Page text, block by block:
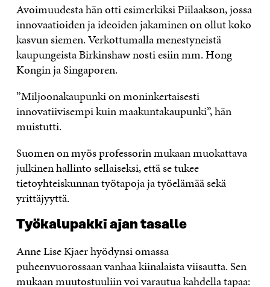
Avoimuudesta hän otti esimerkiksi Piilaakson, jossa
innovaatioiden ja ideoiden jakaminen on ollut koko
kasvun siemen. Verkottumalla menestyneistä
kaupungeista Birkinshaw nosti esiin mm. Hong
Kongin ja Singaporen.
”Miljoonakaupunki on moninkertaisesti
innovatiivisempi kuin maakuntakaupunki”, hän
muistutti.
Suomen on myös professorin mukaan muokattava
julkinen hallinto sellaiseksi, että se tukee
tietoyhteiskunnan työtapoja ja työelämää sekä
yrittäjyyttä.
Työkalupakki ajan tasalle
Anne Lise Kjaer hyödynsi omassa
puheenvuorossaan vanhaa kiinalaista viisautta. Sen
mukaan muutostuuliin voi varautua kahdella tapaa: